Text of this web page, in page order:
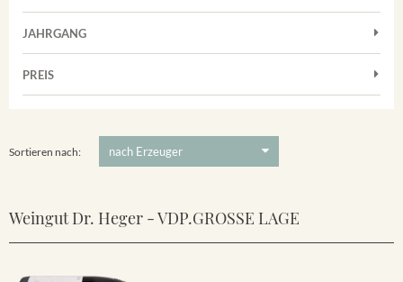
Grauburgunder
Riesling
Achkarrer Schlossberg
Vorderer Winklerberg
Winklerberg Hinter Winklen
JAHRGANG
PREIS
Sortieren nach:
Weingut Dr. Heger - VDP.GROSSE LAGE